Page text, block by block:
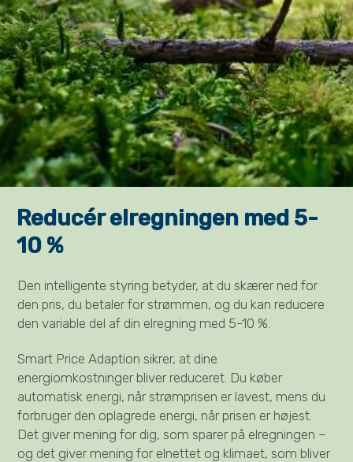
Reducér elregningen med 5-
10 %
Den intelligente styring betyder, at du skærer ned for
den pris, du betaler for strømmen, og du kan reducere
den variable del af din elregning med 5-10 %.
Smart Price Adaption sikrer, at dine
energiomkostninger bliver reduceret. Du køber
automatisk energi, når strømprisen er lavest, mens du
forbruger den oplagrede energi, når prisen er højest.
Det giver mening for dig, som sparer på elregningen –
og det giver mening for elnettet og klimaet, som bliver